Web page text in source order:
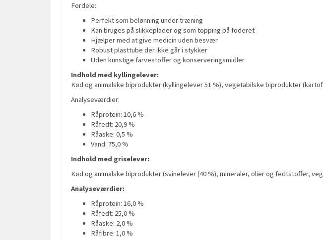
Fordele:
Perfekt som belønning under træning
Kan bruges på slikkeplader og som topping på foderet
Hjælper med at give medicin uden besvær
Robust plasttube der ikke går i stykker
Uden kunstige farvestoffer og konserveringsmidler
Indhold med kyllingelever:
Kød og animalske biprodukter (kyllingelever 51 %), vegetabilske biprodukter
Analyseværdier:
Råprotein: 10,6 %
Råfedt: 20,9 %
Råaske: 0,5 %
Vand: 75,0 %
Indhold med griselever:
Kød og animalske biprodukter (svinelever (40 %), mineraler, olier og fedtstoffer,
Analyseværdier:
Råprotein: 16,0 %
Råfedt: 25,0 %
Råaske: 2,0 %
Råfibre: 1,0 %